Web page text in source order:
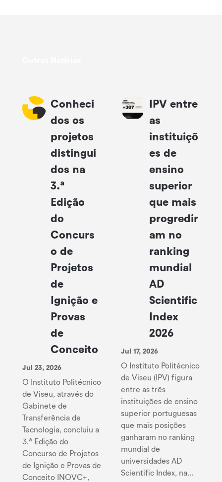
Conheci
dos os
projetos
distingui
dos na
3.ª
Edição
do
Concurs
o de
Projetos
de
Ignição e
Provas
de
Conceito
Jul 23, 2026
O Instituto Politécnico
de Viseu, através do
Gabinete de
Transferência de
Tecnologia, concluiu a
3.ª Edição do
Concurso de Projetos
de Ignição e Provas de
Conceito INOVC+,
IPV entre
as
instituiçõ
es de
ensino
superior
que mais
progredir
am no
ranking
mundial
AD
Scientific
Index
2026
Jul 17, 2026
O Instituto Politécnico
de Viseu (IPV) figura
entre as três
instituições de ensino
superior portuguesas
que mais posições
ganharam no ranking
mundial de
universidades AD
Scientific Index, na...